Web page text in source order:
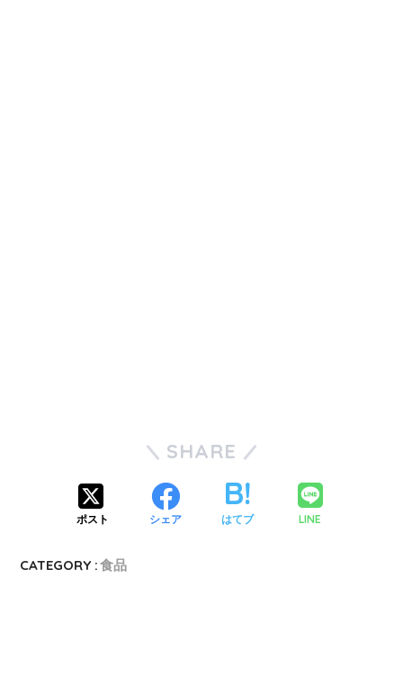
SHARE
ポスト シェア はてブ LINE
CATEGORY :食品